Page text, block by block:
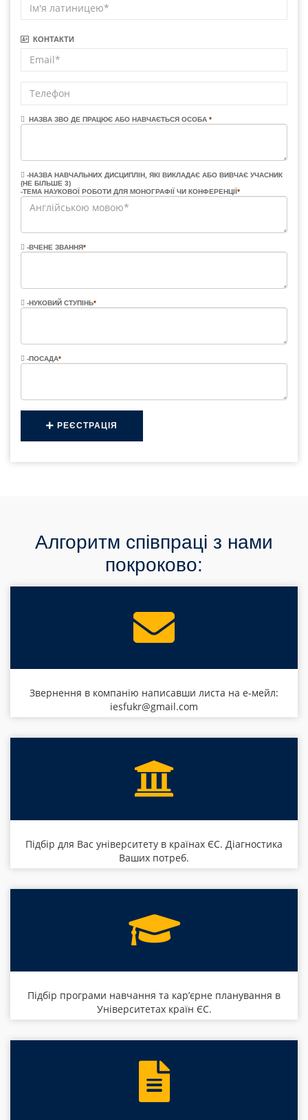
КОНТАКТИ
НАЗВА ЗВО ДЕ ПРАЦЮЄ АБО НАВЧАЄТЬСЯ ОСОБА *
-НАЗВА НАВЧАЛЬНИХ ДИСЦИПЛІН, ЯКІ ВИКЛАДАЄ АБО ВИВЧАЄ УЧАСНИК
(НЕ БІЛЬШЕ 3)
-ТЕМА НАУКОВОЇ РОБОТИ ДЛЯ МОНОГРАФІЇ ЧИ КОНФЕРЕНЦІЇ*
-ВЧЕНЕ ЗВАННЯ*
-НУКОВИЙ СТУПІНЬ*
-ПОСАДА*
РЕЄСТРАЦІЯ
Алгоритм співпраці з нами
покроково:
Звернення в компанію написавши листа на е-мейл:
iesfukr@gmail.com
Підбір для Вас університету в країнах ЄС. Діагностика
Ваших потреб.
Підбір програми навчання та кар’єрне планування в
Університетах країн ЄС.